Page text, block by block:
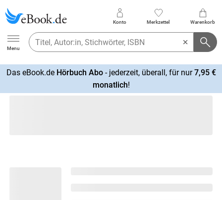
Ebook.de
Menu
Konto Merkzettel Warenkorb
Das eBook.de Hörbuch Abo- jederzeit, überall, für nur7,95 €
monatlich!